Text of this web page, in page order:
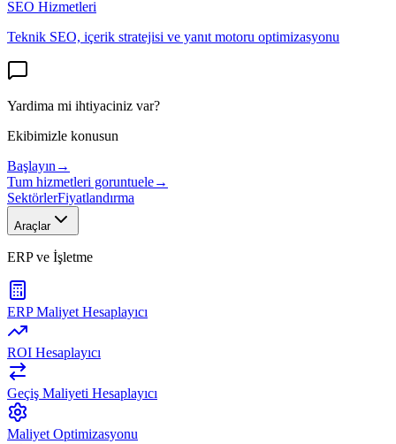
SEO Hizmetleri
Teknik SEO, içerik stratejisi ve yanıt motoru optimizasyonu
Yardima mi ihtiyaciniz var?
Ekibimizle konusun
Başlayın →
Tum hizmetleri goruntuele→
SektörlerFiyatlandırma
Araçlar
ERP ve İşletme
ERP Maliyet Hesaplayıcı
ROI Hesaplayıcı
Geçiş Maliyeti Hesaplayıcı
Maliyet Optimizasyonu